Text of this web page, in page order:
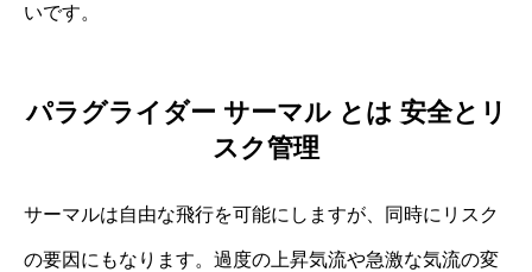
いです。
パラグライダー サーマル とは 安全とリ
スク管理
サーマルは自由な飛行を可能にしますが、同時にリスク
の要因にもなります。過度の上昇気流や急激な気流の変